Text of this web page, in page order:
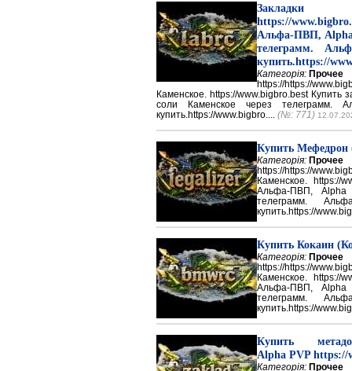
Закладки
https://
Альфа-ПВП, Alpha
телеграмм.
купить.https://
Категорія: Прочее
https://https://
Каменское. https://www.bigbro.best Купить
соли Каменское через телеграмм.
купить.https://www.bigbro.... (№: 771)
Купить
Категорія: Прочее
https://https://
Каменское. https://
Альфа-ПВП, Alpha
телеграмм.
купить.https://
Купить Кокаин
Категорія: Прочее
https://https://
Каменское. https://
Альфа-ПВП, Alpha
телеграмм.
купить.https://
Купить
Alpha PVP https://
Категорія: Прочее